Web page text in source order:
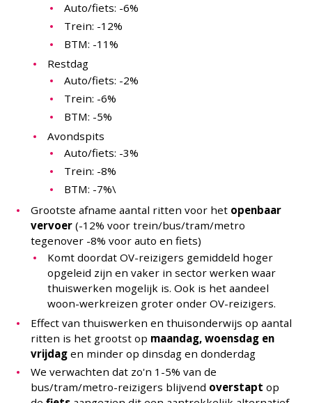
Auto/fiets: -6%
Trein: -12%
BTM: -11%
Restdag
Auto/fiets: -2%
Trein: -6%
BTM: -5%
Avondspits
Auto/fiets: -3%
Trein: -8%
BTM: -7%\
Grootste afname aantal ritten voor het openbaar
vervoer (-12% voor trein/bus/tram/metro
tegenover -8% voor auto en fiets)
Komt doordat OV-reizigers gemiddeld hoger
opgeleid zijn en vaker in sector werken waar
thuiswerken mogelijk is. Ook is het aandeel
woon-werkreizen groter onder OV-reizigers.
Effect van thuiswerken en thuisonderwijs op aantal
ritten is het grootst op maandag, woensdag en
vrijdag en minder op dinsdag en donderdag
We verwachten dat zo'n 1-5% van de
bus/tram/metro-reizigers blijvend overstapt op